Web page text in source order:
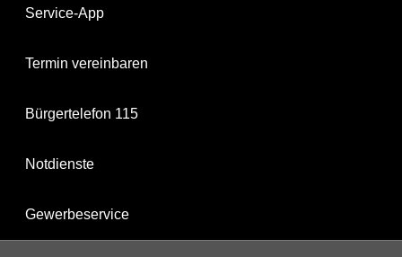
Service-App
Termin vereinbaren
Bürgertelefon 115
Notdienste
Gewerbeservice